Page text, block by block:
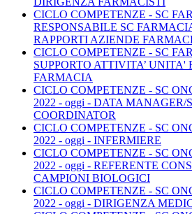
CICLO COMPETENZE - SC
RESPONSABILE SC
RAPPORTI AZIENDE
CICLO COMPETENZE - SC
SUPPORTO ATTIVITA’ UNITA'
FARMACIA
CICLO COMPETENZE - SC
2022 - oggi - DATA MANAGER/
COORDINATOR
CICLO COMPETENZE - SC
2022 - oggi - INFERMIERE
CICLO COMPETENZE - SC
2022 - oggi - REFERENTE
CAMPIONI BIOLOGICI
CICLO COMPETENZE - SC
2022 - oggi - DIRIGENZA